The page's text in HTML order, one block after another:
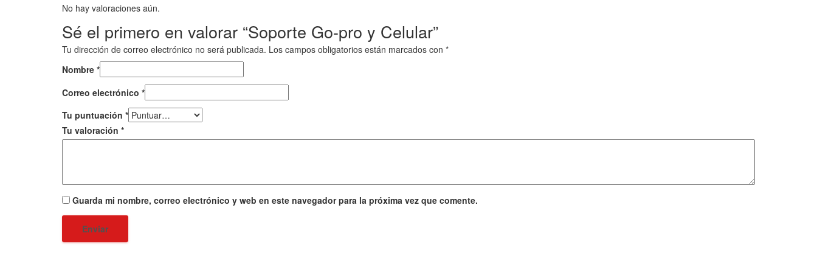
No hay valoraciones aún.
Sé el primero en valorar “Soporte Go-pro y Celular”
Tu dirección de correo electrónico no será publicada. Los campos obligatorios están marcados con *
Nombre *
Correo electrónico *
Tu puntuación *
Tu valoración *
Guarda mi nombre, correo electrónico y web en este navegador para la próxima vez que comente.